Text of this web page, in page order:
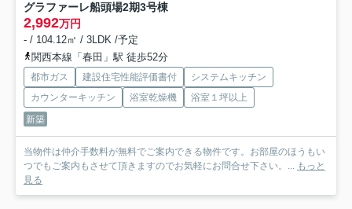
グラファーレ船頭場2期3号棟
2,992万円
- / 104.12㎡ / 3LDK /予定
関西本線「春田」駅 徒歩52分
都市ガス 建設住宅性能評価書付
システムキッチン
カウンターキッチン
浴室乾燥機
浴室１坪以上
新築
当物件は仲介手数料が無料でご案内できる物件です。お部屋のほうもい
つでもご案内もさせて頂きますのでお気軽にお問合せ下さい。... もっと
見る